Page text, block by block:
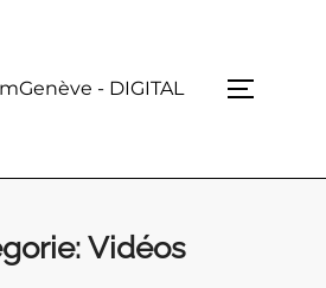
- DIGITAL
Vidéos